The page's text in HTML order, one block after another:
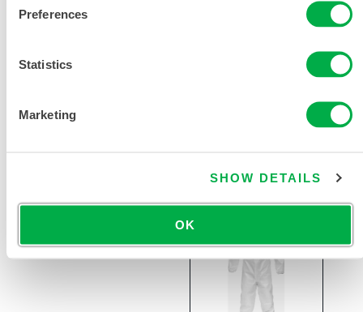
Preferences
Statistics
Marketing
SHOW DETAILS
OK